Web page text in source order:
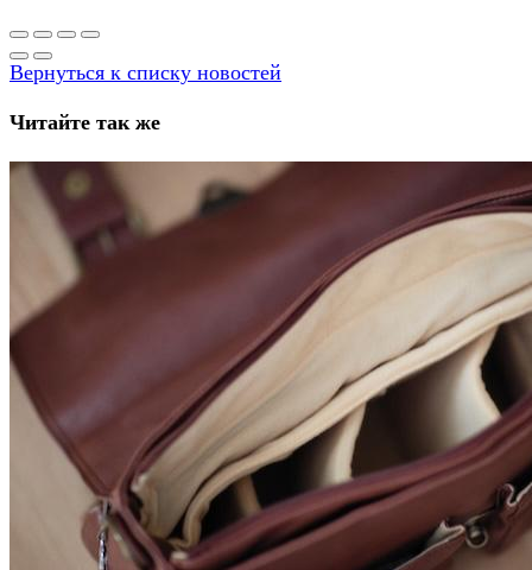
Вернуться к списку новостей
Читайте так же